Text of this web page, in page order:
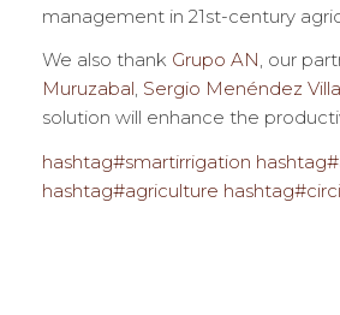
management in 21st-century
We also thank Grupo AN, our
Muruzabal, Sergio Menéndez
solution will enhance the
hashtag#smartirrigation hashtag#
hashtag#agriculture hashtag#